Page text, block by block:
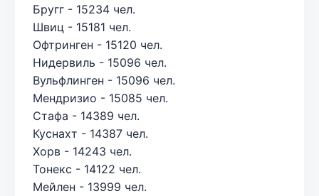
Бругг - 15234 чел.
Швиц - 15181 чел.
Офтринген - 15120 чел.
Нидервиль - 15096 чел.
Вульфлинген - 15096 чел.
Мендризио - 15085 чел.
Стафа - 14389 чел.
Куснахт - 14387 чел.
Хорв - 14243 чел.
Тонекс - 14122 чел.
Мейлен - 13999 чел.